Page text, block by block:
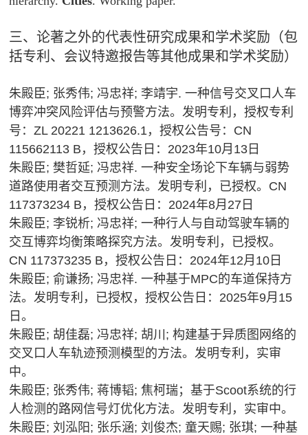
三、论著之外的代表性研究成果和学术奖励（包
括专利、会议特邀报告等其他成果和学术奖励）
朱殿臣; 张秀伟; 冯忠祥; 李靖宇. 一种信号交叉口人车
博弈冲突风险评估与预警方法。发明专利，授权专利
号：ZL 20221 1213626.1，授权公告号：CN
115662113 B，授权公告日：2023年10月13日
朱殿臣; 樊哲延; 冯忠祥. 一种安全场论下车辆与弱势
道路使用者交互预测方法。发明专利，已授权。CN
117373234 B，授权公告日：2024年8月27日
朱殿臣; 李锐析; 冯忠祥; 一种行人与自动驾驶车辆的
交互博弈均衡策略探究方法。发明专利，已授权。
CN 117373235 B，授权公告日：2024年12月10日
朱殿臣; 俞谦扬; 冯忠祥. 一种基于MPC的车道保持方
法。发明专利，已授权，授权公告日：2025年9月15
日。
朱殿臣; 胡佳磊; 冯忠祥; 胡川; 构建基于异质图网络的
交叉口人车轨迹预测模型的方法。发明专利，实审
中。
朱殿臣; 张秀伟; 蒋博韬; 焦柯瑞；基于Scoot系统的行
人检测的路网信号灯优化方法。发明专利，实审中。
朱殿臣; 刘泓阳; 张乐涵; 刘俊杰; 童天赐; 张琪; 一种基